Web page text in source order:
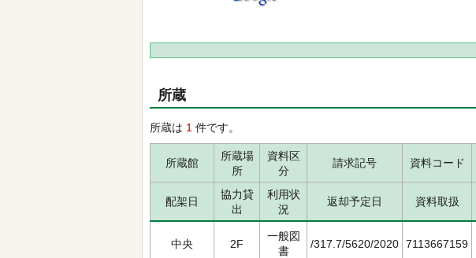
所蔵
所蔵は 1 件です。
所蔵館
所蔵場
所
資料区
分
請求記号 資料コード
配架日
協力貸
出
利用状
況
返却予定日 資料取扱
中央 2F
一般図
書
/317.7/5620/2020 7113667159